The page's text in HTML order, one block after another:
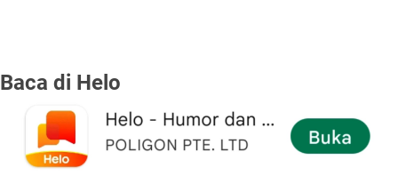
Baca di Helo